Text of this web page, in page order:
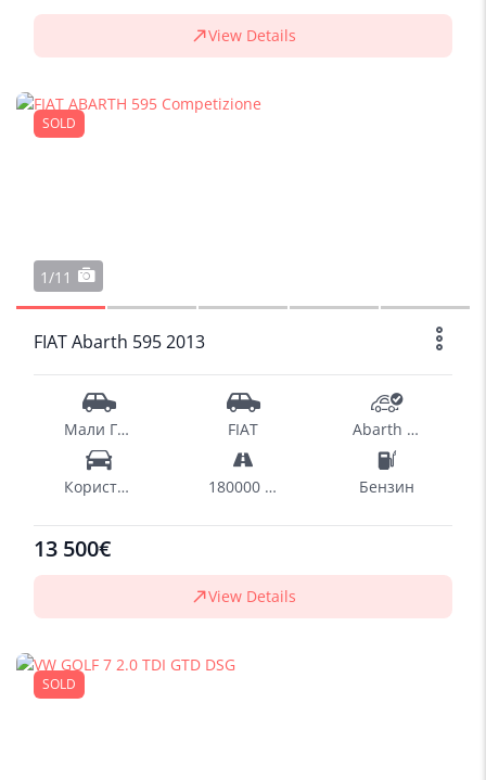
View Details
SOLD
1/11
FIAT Abarth 595 2013
Мали Градски FIAT Abarth 595
Користен 180000 km Бензин
13 500€
View Details
SOLD